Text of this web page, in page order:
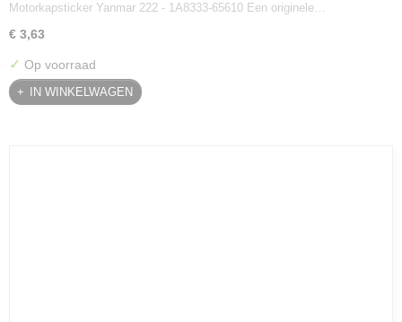
Motorkapsticker Yanmar 222 - 1A8333-65610 Een originele…
€ 3,63
✓ Op voorraad
IN WINKELWAGEN